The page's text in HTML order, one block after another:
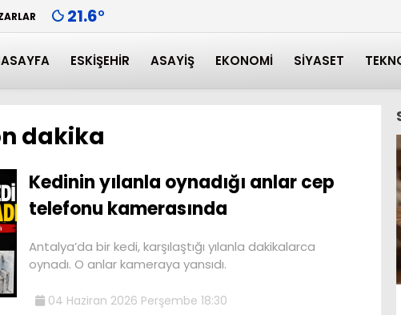
21.6°
ESKIŞEHIR ASAYIŞ EKONOMI SIYASET
dakika
Kedinin yılanla oynadığı anlar cep
telefonu kamerasında
Antalya’da bir kedi, karşılaştığı yılanla dakikalarca
oynadı. O anlar kameraya yansıdı.
04 Haziran 2026 Perşembe 18:30